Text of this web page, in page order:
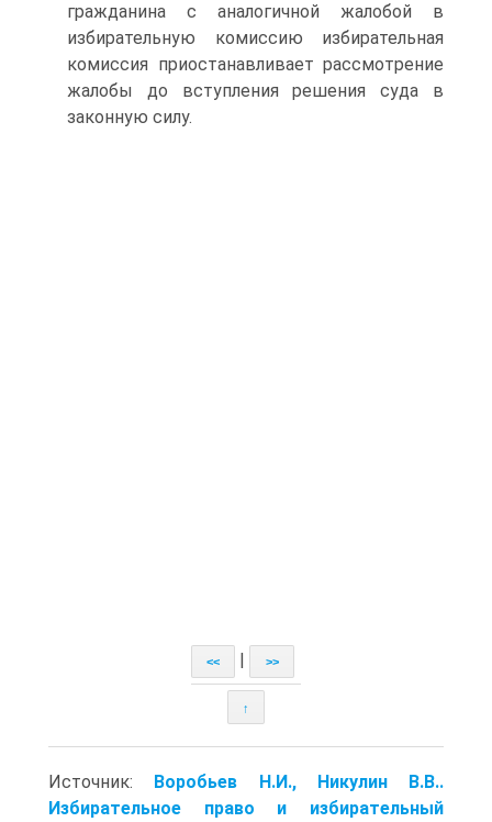
гражданина с аналогичной жалобой в
избирательную комиссию избирательная
комиссия приостанавливает рассмотрение
жалобы до вступления решения суда в
законную силу.
<< >>
↑
Источник: Воробьев Н.И., Никулин В.В..
Избирательное право и избирательный